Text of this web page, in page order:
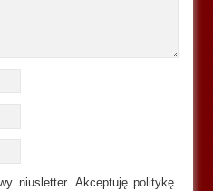
niusletter. Akceptuję politykę